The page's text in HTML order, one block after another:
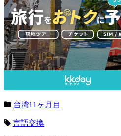
台湾11ヶ月目
言語交換